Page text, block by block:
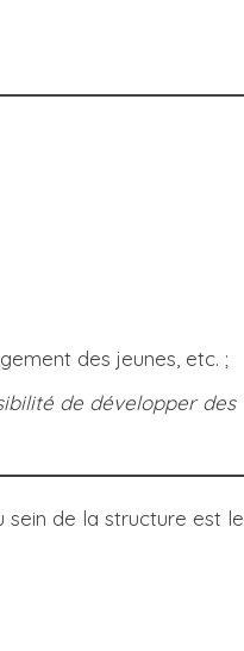
des jeunes, etc. ;
de développer des
sein de la structure est le